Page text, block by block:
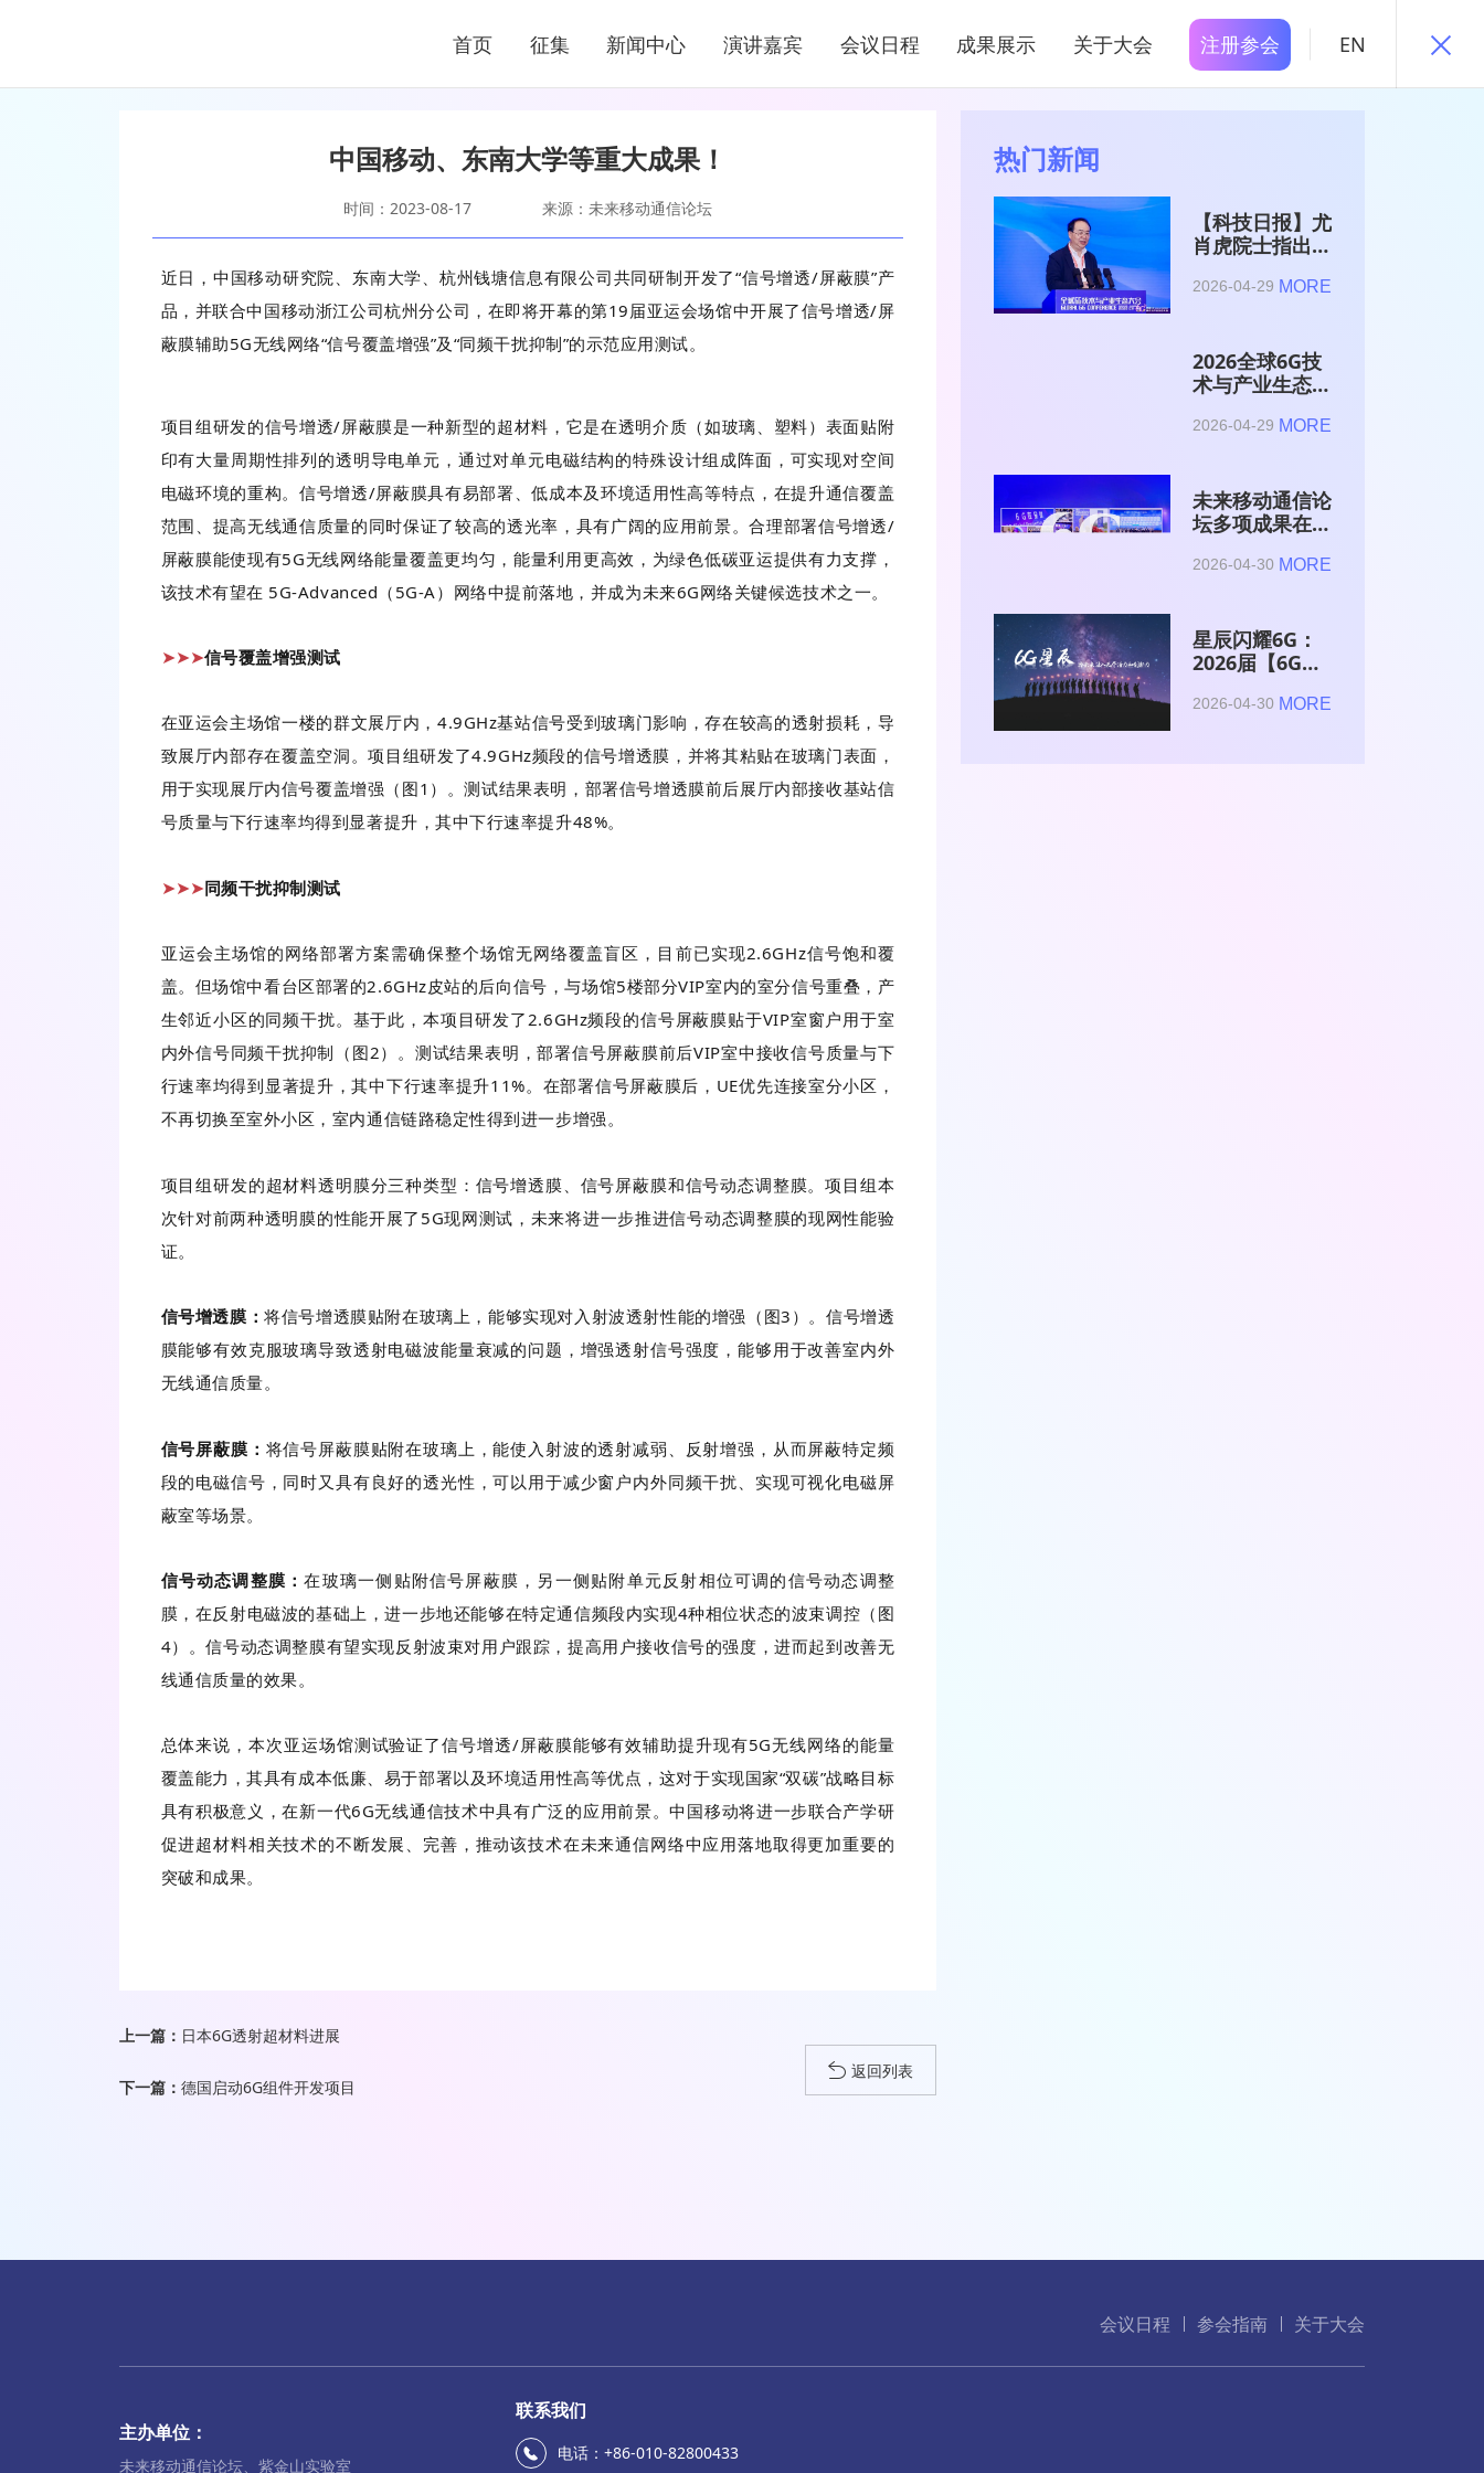
首页 征集 新闻中心 演讲嘉宾 会议日程 成果展示 关于大会 注册参会 EN
NEWS CENTER
中国移动、东南大学等重大成果！
时间：2023-08-17 来源：未来移动通信论坛
近日，中国移动研究院、东南大学、杭州钱塘信息有限公司共同研制开发了“信号增透/屏蔽膜”产
品，并联合中国移动浙江公司杭州分公司，在即将开幕的第19届亚运会场馆中开展了信号增透/屏
蔽膜辅助5G无线网络“信号覆盖增强”及“同频干扰抑制”的示范应用测试。
项目组研发的信号增透/屏蔽膜是一种新型的超材料，它是在透明介质（如玻璃、塑料）表面贴附
印有大量周期性排列的透明导电单元，通过对单元电磁结构的特殊设计组成阵面，可实现对空间
电磁环境的重构。信号增透/屏蔽膜具有易部署、低成本及环境适用性高等特点，在提升通信覆盖
范围、提高无线通信质量的同时保证了较高的透光率，具有广阔的应用前景。合理部署信号增透/
屏蔽膜能使现有5G无线网络能量覆盖更均匀，能量利用更高效，为绿色低碳亚运提供有力支撑，
该技术有望在 5G-Advanced（5G-A）网络中提前落地，并成为未来6G网络关键候选技术之一。
➤➤➤信号覆盖增强测试
在亚运会主场馆一楼的群文展厅内，4.9GHz基站信号受到玻璃门影响，存在较高的透射损耗，导
致展厅内部存在覆盖空洞。项目组研发了4.9GHz频段的信号增透膜，并将其粘贴在玻璃门表面，
用于实现展厅内信号覆盖增强（图1）。测试结果表明，部署信号增透膜前后展厅内部接收基站信
号质量与下行速率均得到显著提升，其中下行速率提升48%。
➤➤➤同频干扰抑制测试
亚运会主场馆的网络部署方案需确保整个场馆无网络覆盖盲区，目前已实现2.6GHz信号饱和覆
盖。但场馆中看台区部署的2.6GHz皮站的后向信号，与场馆5楼部分VIP室内的室分信号重叠，产
生邻近小区的同频干扰。基于此，本项目研发了2.6GHz频段的信号屏蔽膜贴于VIP室窗户用于室
内外信号同频干扰抑制（图2）。测试结果表明，部署信号屏蔽膜前后VIP室中接收信号质量与下
行速率均得到显著提升，其中下行速率提升11%。在部署信号屏蔽膜后，UE优先连接室分小区，
不再切换至室外小区，室内通信链路稳定性得到进一步增强。
项目组研发的超材料透明膜分三种类型：信号增透膜、信号屏蔽膜和信号动态调整膜。项目组本
次针对前两种透明膜的性能开展了5G现网测试，未来将进一步推进信号动态调整膜的现网性能验
证。
信号增透膜：将信号增透膜贴附在玻璃上，能够实现对入射波透射性能的增强（图3）。信号增透
膜能够有效克服玻璃导致透射电磁波能量衰减的问题，增强透射信号强度，能够用于改善室内外
无线通信质量。
信号屏蔽膜： 将信号屏蔽膜贴附在玻璃上，能使入射波的透射减弱、反射增强，从而屏蔽特定频
段的电磁信号，同时又具有良好的透光性，可以用于减少窗户内外同频干扰、实现可视化电磁屏
蔽室等场景。
信号动态调整膜：在玻璃一侧贴附信号屏蔽膜，另一侧贴附单元反射相位可调的信号动态调整
膜，在反射电磁波的基础上，进一步地还能够在特定通信频段内实现4种相位状态的波束调控（图
4）。信号动态调整膜有望实现反射波束对用户跟踪，提高用户接收信号的强度，进而起到改善无
线通信质量的效果。
总体来说，本次亚运场馆测试验证了信号增透/屏蔽膜能够有效辅助提升现有5G无线网络的能量
覆盖能力，其具有成本低廉、易于部署以及环境适用性高等优点，这对于实现国家“双碳”战略目标
具有积极意义，在新一代6G无线通信技术中具有广泛的应用前景。中国移动将进一步联合产学研
促进超材料相关技术的不断发展、完善，推动该技术在未来通信网络中应用落地取得更加重要的
突破和成果。
上一篇： 日本6G透射超材料进展
下一篇： 德国启动6G组件开发项目
返回列表
热门新闻
【科技日报】尤
肖虎院士指出
是赋能AI的发
2026-04-29 MORE
2026全球6G技
术与产业生态大
2026-04-29 MORE
未来移动通信论
坛多项成果在
术与产业生态大
2026-04-30 MORE
星辰闪耀6G：
2026届【6G星
与博士获颁证书
2026-04-30 MORE
会议日程 参会指南 关于大会
主办单位：
未来移动通信论坛、紫金山实验室
联系我们
电话：+86-010-82800433